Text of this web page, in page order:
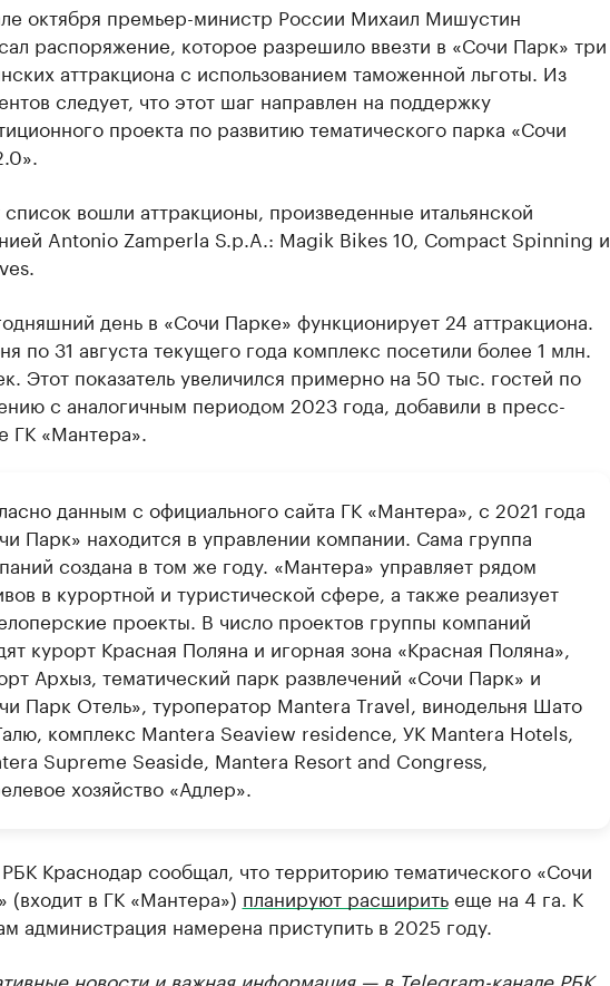
октября премьер-министр России Михаил Мишустин
распоряжение, которое разрешило ввезти в «Сочи Парк» три
аттракциона с использованием таможенной льготы. Из
следует, что этот шаг направлен на поддержку
проекта по развитию тематического парка «Сочи
список вошли аттракционы, произведенные итальянской
Antonio Zamperla S.p.A.: Magik Bikes 10, Сompact Spinning и
день в «Сочи Парке» функционирует 24 аттракциона.
по 31 августа текущего года комплекс посетили более 1 млн.
Этот показатель увеличился примерно на 50 тыс. гостей по
с аналогичным периодом 2023 года, добавили в пресс-
ГК «Мантера».
данным с официального сайта ГК «Мантера», с 2021 года
Парк» находится в управлении компании. Сама группа
создана в том же году. «Мантера» управляет рядом
в курортной и туристической сфере, а также реализует
проекты. В число проектов группы компаний
курорт Красная Поляна и игорная зона «Красная Поляна»,
Архыз, тематический парк развлечений «Сочи Парк» и
Парк Отель», туроператор Mantera Travel, винодельня Шато
комплекс Mantera Seaview residence, УК Mantera Hotels,
Supreme Seaside, Mantera Resort and Congress,
хозяйство «Адлер».
Краснодар сообщал, что территорию тематического «Сочи
(входит в ГК «Мантера») планируют расширитьеще на 4 га. К
администрация намерена приступить в 2025 году.
новости и важная информация — в Telegram-канале РБК